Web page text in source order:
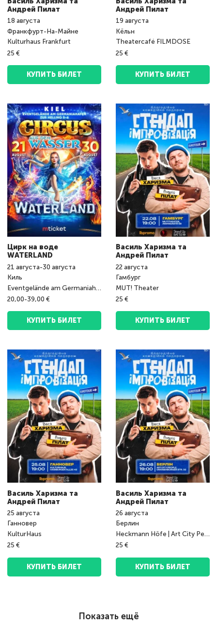
Андрeй Пилат
18 августа
Франкфурт-На-Майне
Kulturhaus Frankfurt
25 €
КУПИТЬ БИЛЕТ
Андрeй Пилат
19 августа
Кёльн
Theatercafé FILMDOSE
25 €
КУПИТЬ БИЛЕТ
Цирк на воде
WATERLAND
21 августа-30 августа
Киль
Eventgelände am Germaniahafen
20,00-39,00 €
КУПИТЬ БИЛЕТ
Василь Харизма та
Андрeй Пилат
22августа
Гамбург
MUT! Theater
25 €
КУПИТЬ БИЛЕТ
Василь Харизма та
Андрeй Пилат
25 августа
Ганновер
KulturHaus
25 €
КУПИТЬ БИЛЕТ
Василь Харизма та
Андрeй Пилат
26 августа
Берлин
Heckmann Höfe | Art City People Big Place
25 €
КУПИТЬ БИЛЕТ
Показать ещё